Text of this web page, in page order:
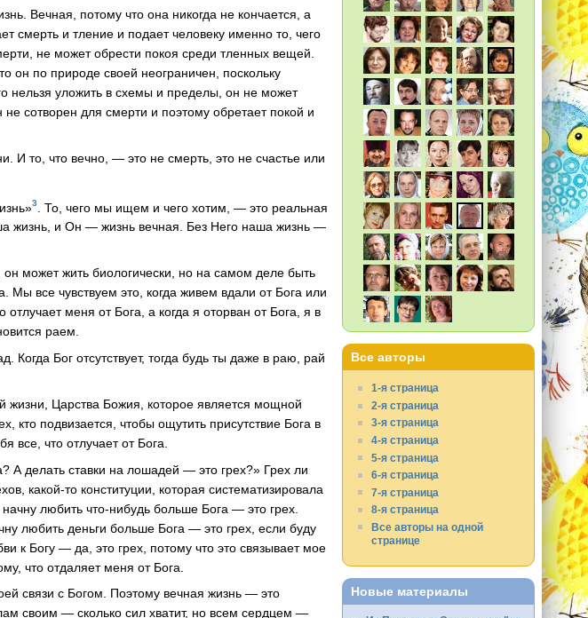
Вечная, потому что она никогда не кончается, а
смерть и тление и подает человеку именно то, чего
не может обрести покоя среди тленных вещей.
он по природе своей неограничен, поскольку
нельзя уложить в схемы и пределы, он не может
сотворен для смерти и поэтому обретает покой и
И то, что вечно, — это не смерть, это не счастье или
3
. То, чего мы ищем и чего хотим, — это реальная
жизнь, и Он — жизнь вечная. Без Него наша жизнь —
может жить биологически, но на самом деле быть
все чувствуем это, когда живем вдали от Бога или
меня от Бога, а когда я оторван от Бога, я в
раем.
Бог отсутствует, тогда будь ты даже в раю, рай
Царства Божия, которое является мощной
кто подвизается, чтобы ощутить присутствие Бога в
все, что отлучает от Бога.
А делать ставки на лошадей — это грех?» Грех ли
какой-то конституции, которая систематизировала
любить что-нибудь больше Бога — это грех.
любить деньги больше Бога — это грех, если буду
к Богу — да, это грех, потому что это связывает мое
что отдаляет меня от Бога.
связи с Богом. Поэтому вечная жизнь — это
своим — сколько сил хватит, но всем сердцем —
Все авторы
1-я страница
2-я страница
3-я страница
4-я страница
5-я страница
6-я страница
7-я страница
8-я страница
Все авторы на одной
странице
Новые материалы